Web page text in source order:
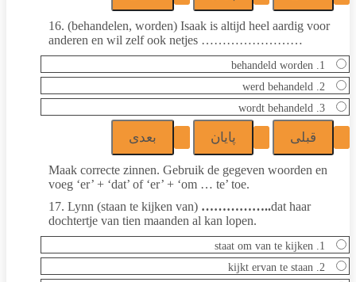
16. (behandelen, worden) Isaak is altijd heel aardig voor
anderen en wil zelf ook netjes ……………………
1. behandeld worden
2. werd behandeld
3. wordt behandeld
Maak correcte zinnen. Gebruik de gegeven woorden en
voeg ‘er’ + ‘dat’ of ‘er’ + ‘om … te’ toe.
17. Lynn (staan te kijken van) ……………..dat haar
dochtertje van tien maanden al kan lopen.
1. staat om van te kijken
2. kijkt ervan te staan